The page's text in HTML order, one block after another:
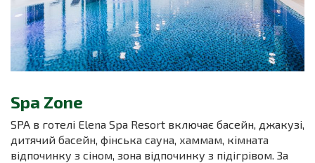
Spa Zone
SPA в готелі Elena Spa Resort включає басейн, джакузі,
дитячий басейн, фінська сауна, хаммам, кімната
відпочинку з сіном, зона відпочинку з підігрівом. За